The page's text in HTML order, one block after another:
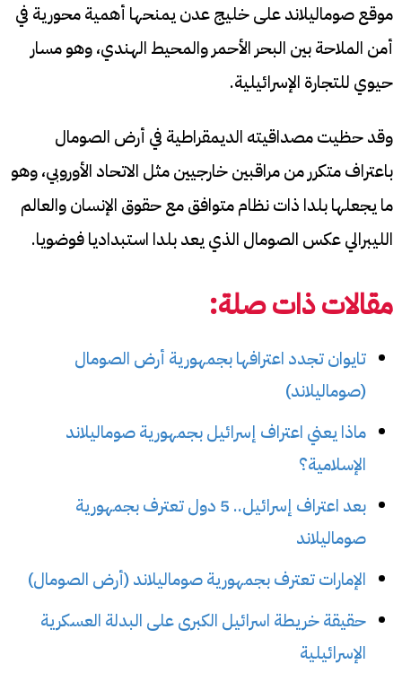
موقع صوماليلاند على خليج عدن يمنحها أهمية محورية في
أمن الملاحة بين البحر الأحمر والمحيط الهندي، وهو مسار
حيوي للتجارة الإسرائيلية.
وقد حظيت مصداقيته الديمقراطية في أرض الصومال
باعتراف متكرر من مراقبين خارجيين مثل الاتحاد الأوروبي، وهو
ما يجعلها بلدا ذات نظام متوافق مع حقوق الإنسان والعالم
الليبرالي عكس الصومال الذي يعد بلدا استبداديا فوضويا.
مقالات ذات صلة:
تايوان تجدد اعترافها بجمهورية أرض الصومال
(صوماليلاند)
ماذا يعني اعتراف إسرائيل بجمهورية صوماليلاند
الإسلامية؟
بعد اعتراف إسرائيل.. 5 دول تعترف بجمهورية
صوماليلاند
الإمارات تعترف بجمهورية صوماليلاند (أرض الصومال)
حقيقة خريطة اسرائيل الكبرى على البدلة العسكرية
الإسرائيلية